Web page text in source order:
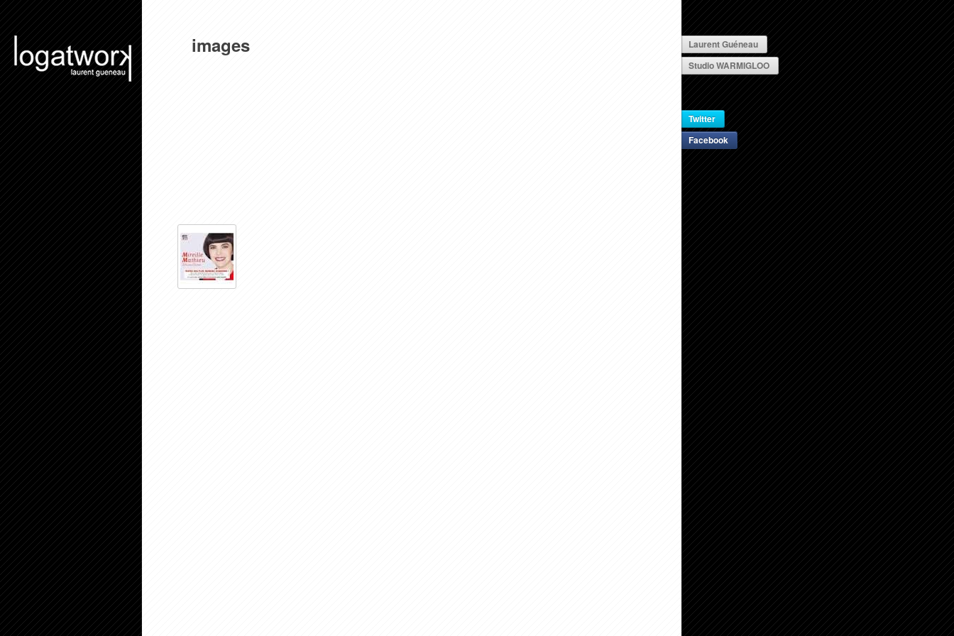
Laurent Guéneau
Studio WARMIGLOO
Twitter
Facebook
images